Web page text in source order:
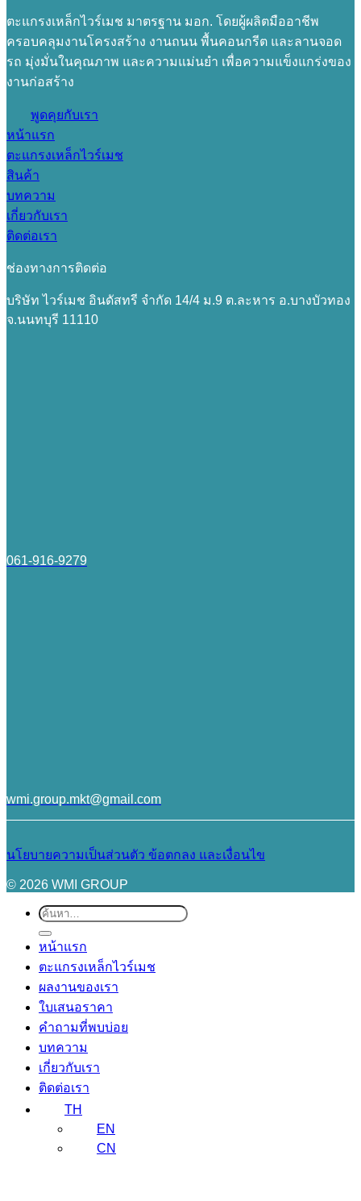
ตะแกรงเหล็กไวร์เมช มาตรฐาน มอก. โดยผู้ผลิตมืออาชีพ
ครอบคลุมงานโครงสร้าง งานถนน พื้นคอนกรีต และลานจอด
รถ มุ่งมั่นในคุณภาพ และความแม่นยำ เพื่อความแข็งแกร่งของ
งานก่อสร้าง
พูดคุยกับเรา
หน้าแรก
ตะแกรงเหล็กไวร์เมช
สินค้า
บทความ
เกี่ยวกับเรา
ติดต่อเรา
ช่องทางการติดต่อ
บริษัท ไวร์เมช อินดัสทรี จำกัด 14/4 ม.9 ต.ละหาร อ.บางบัวทอง
จ.นนทบุรี 11110
061-916-9279
wmi.group.mkt@gmail.com
นโยบายความเป็นส่วนตัว ข้อตกลง และเงื่อนไข
© 2026 WMI GROUP
ค้นหา:
หน้าแรก
ตะแกรงเหล็กไวร์เมช
ผลงานของเรา
ใบเสนอราคา
คำถามที่พบบ่อย
บทความ
เกี่ยวกับเรา
ติดต่อเรา
TH
EN
CN